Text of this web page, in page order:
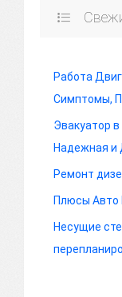
Работа
Симптомы,
Эвакуатор
Надежная и
Ремонт
Плюсы Авто
Несущие